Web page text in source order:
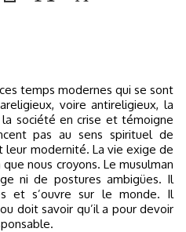
voire antireligieux, la
société en crise et témoigne
pas au sens spirituel de
leur modernité. La vie exige de
nous croyons. Le musulman
ni de postures ambigües. Il
et s’ouvre sur le monde. Il
doit savoir qu’il a pour devoir